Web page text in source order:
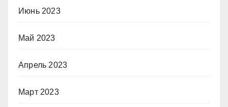
Июнь 2023
Май 2023
Апрель 2023
Март 2023